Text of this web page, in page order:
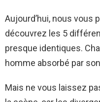
Aujourd’hui, nous vous
découvrez les 5
presque identiques.
homme absorbé par
Mais ne vous laissez